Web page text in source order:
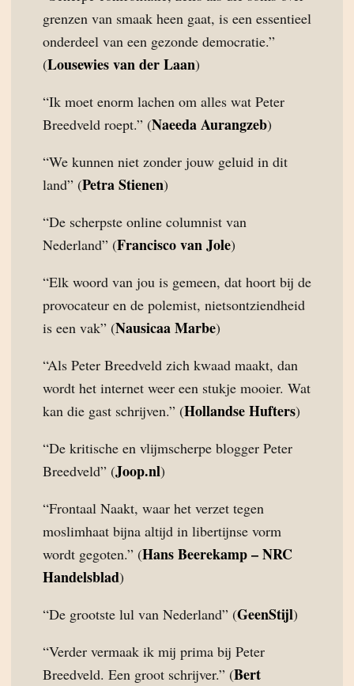
grenzen van smaak heen gaat, is een essentieel
onderdeel van een gezonde democratie.”
(Lousewies van der Laan)
“Ik moet enorm lachen om alles wat Peter
Breedveld roept.” (Naeeda Aurangzeb)
“We kunnen niet zonder jouw geluid in dit
land” (Petra Stienen)
“De scherpste online columnist van
Nederland” (Francisco van Jole)
“Elk woord van jou is gemeen, dat hoort bij de
provocateur en de polemist, nietsontziendheid
is een vak” (Nausicaa Marbe)
“Als Peter Breedveld zich kwaad maakt, dan
wordt het internet weer een stukje mooier. Wat
kan die gast schrijven.” (Hollandse Hufters)
“De kritische en vlijmscherpe blogger Peter
Breedveld” (Joop.nl)
“Frontaal Naakt, waar het verzet tegen
moslimhaat bijna altijd in libertijnse vorm
wordt gegoten.” (Hans Beerekamp – NRC
Handelsblad)
“De grootste lul van Nederland” (GeenStijl)
“Verder vermaak ik mij prima bij Peter
Breedveld. Een groot schrijver.” (Bert